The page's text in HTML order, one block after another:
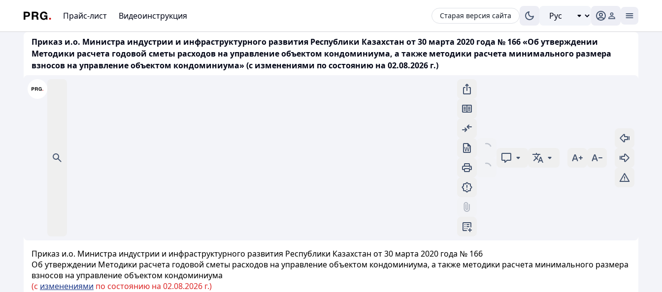
Прайс-лист Видеоинструкция Старая версия сайта
Приказ и.о. Министра индустрии и инфраструктурного развития Республики Казахстан от 30 марта 2020 года № 166 «Об утверждении
Методики расчета годовой сметы расходов на управление объектом кондоминиума, а также методики расчета минимального размера
взносов на управление объектом кондоминиума» (с изменениями по состоянию на 02.08.2026 г.)
Приказ и.о. Министра индустрии и инфраструктурного развития Республики Казахстан от 30 марта 2020 года № 166
Об утверждении Методики расчета годовой сметы расходов на управление объектом кондоминиума, а также методики расчета минимального размера
взносов на управление объектом кондоминиума
(с изменениями по состоянию на 02.08.2026 г.)